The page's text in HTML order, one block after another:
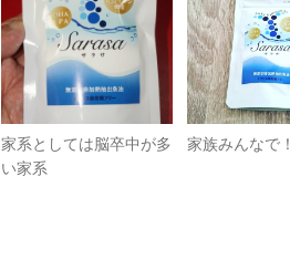
家系としては脳卒中が多
い家系
家族みんなで！